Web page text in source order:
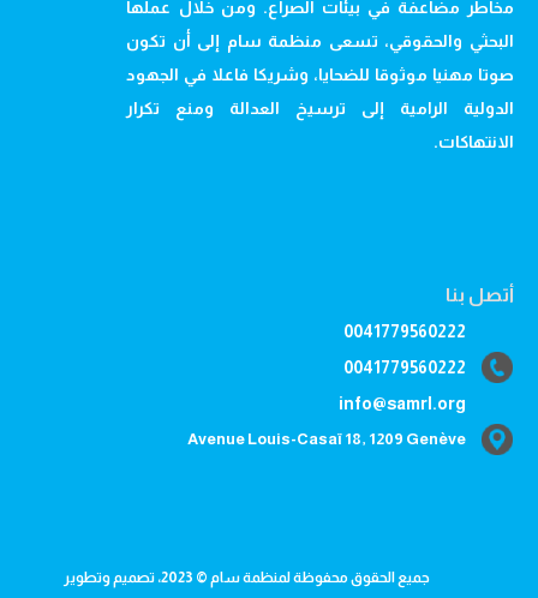
مخاطر مضاعفة في بيئات الصراع. ومن خلال عملها
البحثي والحقوقي، تسعى منظمة سام إلى أن تكون
صوتا مهنيا موثوقا للضحايا، وشريكا فاعلا في الجهود
الدولية الرامية إلى ترسيخ العدالة ومنع تكرار
الانتهاكات.
أتصل بنا
0041779560222
0041779560222
info@samrl.org
Avenue Louis-Casaï 18, 1209 Genève
جميع الحقوق محفوظة لمنظمة سام © 2023، تصميم وتطوير